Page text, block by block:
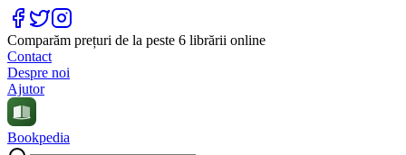
Comparăm prețuri de la peste 6 librării online
Contact
Despre noi
Ajutor
Bookpedia